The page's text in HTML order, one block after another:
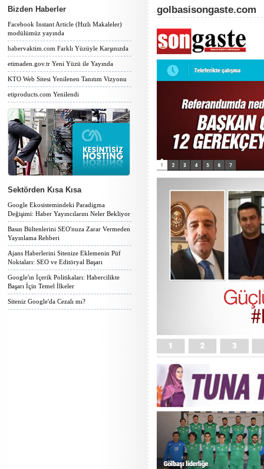
Bizden Haberler
Facebook Instant Article (Hızlı Makaleler)
modülümüz yayında
habervaktim.com Farklı Yüzüyle Karşınızda
etimaden.gov.tr Yeni Yüzü ile Yayında
KTO Web Sitesi Yenilenen Tanıtım Vizyonu
etiproducts.com Yenilendi
Sektörden Kısa Kısa
Google Ekosistemindeki Paradigma
Değişimi: Haber Yayıncılarını Neler Bekliyor
Basın Bültenlerini SEO'nuza Zarar Vermeden
Yayınlama Rehberi
Ajans Haberlerini Sitenize Eklemenin Püf
Noktaları: SEO ve Editöryal Başarı
Google'ın İçerik Politikaları: Habercilikte
Başarı İçin Temel İlkeler
Siteniz Google'da Cezalı mı?
golbasisongaste.com